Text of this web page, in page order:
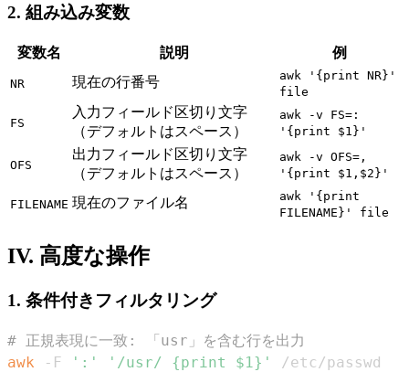
2. 組み込み変数
変数名 説明 例
NR 現在の行番号
awk '{print NR}'
file
FS
入力フィールド区切り文字
（デフォルトはスペース）
awk -v FS=:
'{print $1}'
OFS
出力フィールド区切り文字
（デフォルトはスペース）
awk -v OFS=,
'{print $1,$2}'
FILENAME 現在のファイル名
awk '{print
FILENAME}' file
IV. 高度な操作
1. 条件付きフィルタリング
# 正規表現に一致: 「usr」を含む行を出力
awk -F ':' '/usr/ {print $1}'